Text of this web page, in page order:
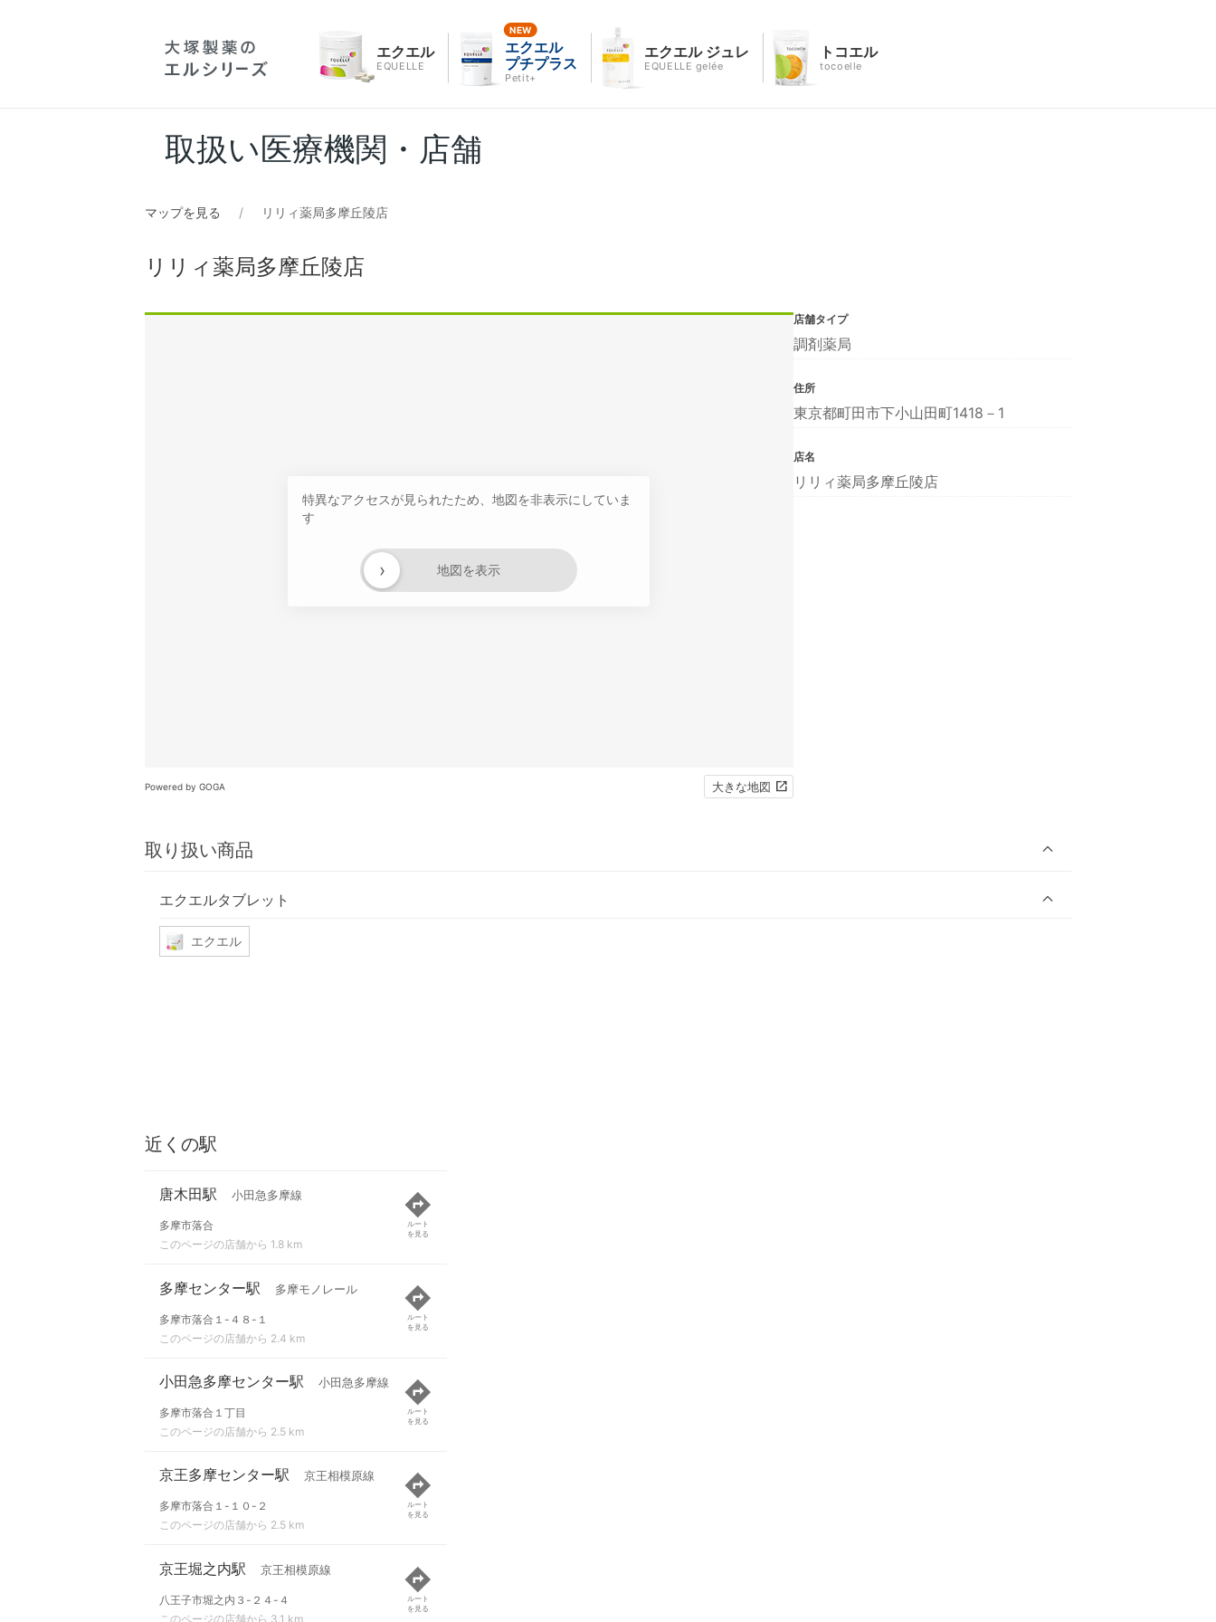
エクエル
EQUELLE
エクエル
プチプラス
Petit+
エクエル ジュレ
EQUELLE gelée
トコエル
tocoelle
取扱い医療機関・店舗
マップを見る リリィ薬局多摩丘陵店
リリィ薬局多摩丘陵店
特異なアクセスが見られたため、地図を非表示にしていま
す
地図を表示
›
Powered by GOGA 大きな地図
取り扱い商品
エクエルタブレット
エクエル
店舗タイプ
調剤薬局
住所
東京都町田市下小山田町1418－1
店名
リリィ薬局多摩丘陵店
近くの駅
唐木田駅 小田急多摩線
多摩市落合
このページの店舗から 1.8 km
ルート
を見る
多摩センター駅 多摩モノレール
多摩市落合１-４８-１
このページの店舗から 2.4 km
ルート
を見る
小田急多摩センター駅 小田急多摩線
多摩市落合１丁目
このページの店舗から 2.5 km
ルート
を見る
京王多摩センター駅 京王相模原線
多摩市落合１-１０-２
このページの店舗から 2.5 km
ルート
を見る
京王堀之内駅 京王相模原線
八王子市堀之内３-２４-４
このページの店舗から 3.1 km
ルート
を見る